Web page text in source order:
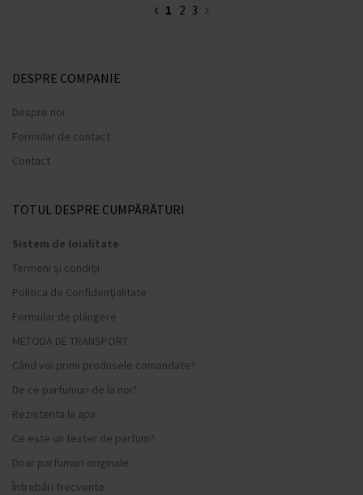
1 2 3
DESPRE COMPANIE
Despre noi
Formular de contact
Contact
TOTUL DESPRE CUMPĂRĂTURI
Sistem de loialitate
Termeni și condiții
Politica de Confidențialitate
Formular de plângere
METODA DE TRANSPORT
Când voi primi produsele comandate?
De ce parfumuri de la noi?
Rezistenta la apa
Ce este un tester de parfum?
Doar parfumuri originale
Întrebări frecvente